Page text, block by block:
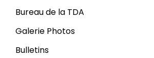
Bureau de la TDA
Galerie Photos
Bulletins